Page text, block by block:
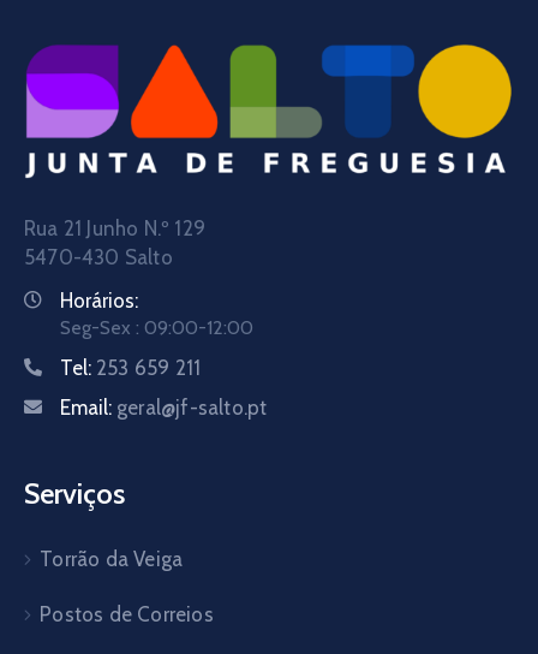
Rua 21 Junho N.º 129
5470-430 Salto
Horários:
Seg-Sex : 09:00-12:00
Tel: 253 659 211
Email: geral@jf-salto.pt
Serviços
Torrão da Veiga
Postos de Correios